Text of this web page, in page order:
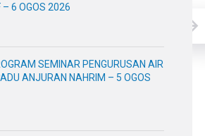
– 6 OGOS 2026
SEMINAR PENGURUSAN AIR
ANJURAN NAHRIM – 5 OGOS